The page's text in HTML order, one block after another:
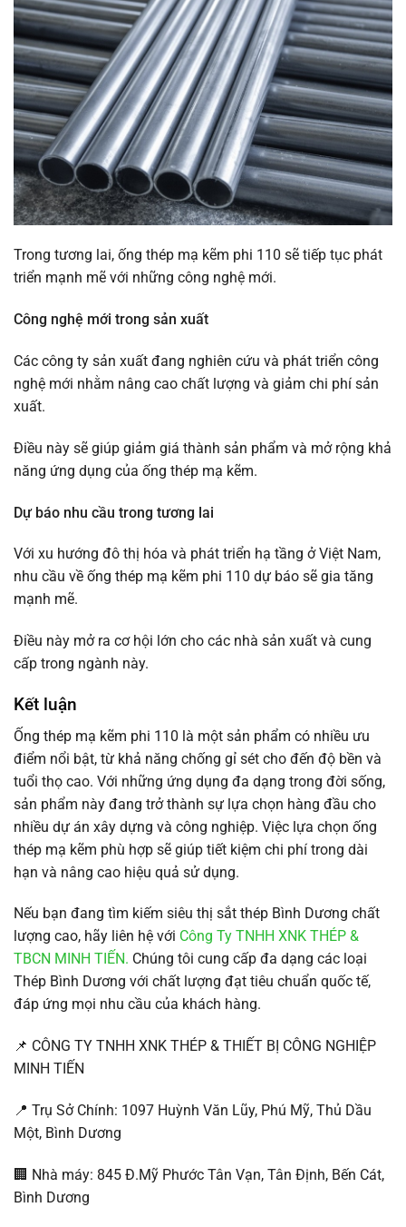
Trong tương lai, ống thép mạ kẽm phi 110 sẽ tiếp tục phát
triển mạnh mẽ với những công nghệ mới.
Công nghệ mới trong sản xuất
Các công ty sản xuất đang nghiên cứu và phát triển công
nghệ mới nhằm nâng cao chất lượng và giảm chi phí sản
xuất.
Điều này sẽ giúp giảm giá thành sản phẩm và mở rộng khả
năng ứng dụng của ống thép mạ kẽm.
Dự báo nhu cầu trong tương lai
Với xu hướng đô thị hóa và phát triển hạ tầng ở Việt Nam,
nhu cầu về ống thép mạ kẽm phi 110 dự báo sẽ gia tăng
mạnh mẽ.
Điều này mở ra cơ hội lớn cho các nhà sản xuất và cung
cấp trong ngành này.
Kết luận
Ống thép mạ kẽm phi 110 là một sản phẩm có nhiều ưu
điểm nổi bật, từ khả năng chống gỉ sét cho đến độ bền và
tuổi thọ cao. Với những ứng dụng đa dạng trong đời sống,
sản phẩm này đang trở thành sự lựa chọn hàng đầu cho
nhiều dự án xây dựng và công nghiệp. Việc lựa chọn ống
thép mạ kẽm phù hợp sẽ giúp tiết kiệm chi phí trong dài
hạn và nâng cao hiệu quả sử dụng.
Nếu bạn đang tìm kiếm siêu thị sắt thép Bình Dương chất
lượng cao, hãy liên hệ với Công Ty TNHH XNK THÉP &
TBCN MINH TIẾN. Chúng tôi cung cấp đa dạng các loại
Thép Bình Dương với chất lượng đạt tiêu chuẩn quốc tế,
đáp ứng mọi nhu cầu của khách hàng.
📌 CÔNG TY TNHH XNK THÉP & THIẾT BỊ CÔNG NGHIỆP
MINH TIẾN
📍 Trụ Sở Chính: 1097 Huỳnh Văn Lũy, Phú Mỹ, Thủ Dầu
Một, Bình Dương
🏢 Nhà máy: 845 Đ.Mỹ Phước Tân Vạn, Tân Định, Bến Cát,
Bình Dương